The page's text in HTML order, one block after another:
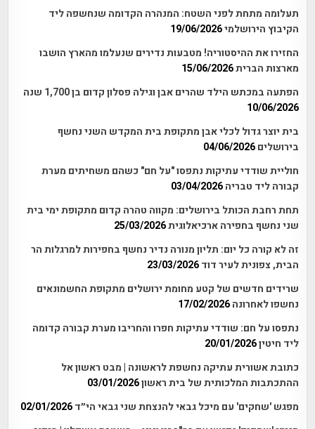
תעלומה מתחת לפני השטח: המנהרה הקדומה שנחשפה ליד
הקיבוץ הירושלמי19/06/2026
החזירו את ההיסטוריה! מטבעות נדירים שנעלמו מהארץ הושבו
מארצות הברית15/06/2026
הפתעה במכתש הילד שהרים אבן וגילה פסלון קדום בן 1,700 שנה
10/06/2026
בית יוצר גדול לכלי אבן מתקופת בית המקדש השני נחשף
בירושלים 04/06/2026
חוליית שודדי עתיקות נתפסו "על חם" כשהם משחיתים מערת
קבורה ליד טבריה 03/04/2026
תחת רחבת הכותל בירושלים: מקווה טהרה קדום מתקופת ימי בית
שני נחשף בחפירה ארכיאלוגית25/03/2026
זה לא קורה כל יום: תליון מנורה נדיר נחשף בחפירות למרגלות הר
הבית, צפונית לעיר דוד 23/03/2026
שרידים חדשים של קטע מחומת ירושלים מתקופת החשמונאים
נחשפו לאחרונה 17/02/2026
נתפסו על חם: שודדי עתיקות חפרו והחריבו מערת קבורה קדומה
ליד חיטין20/01/2026
כתובת אשורית עתיקה נחשפת לראשונה | מבט ראשון אל
ההתכתבות המלכותית של בית ראשון03/01/2026
מפגש 'שחקים' עם מיכל גבאי להנצחת שני גבאי הי״ד 02/01/2026